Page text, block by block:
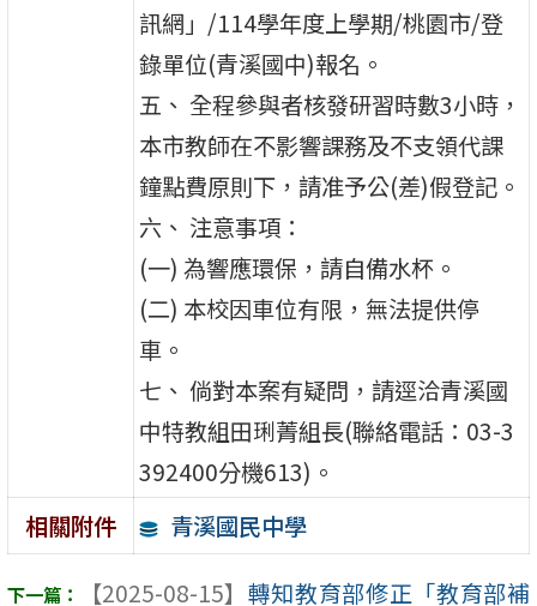
訊網」/114學年度上學期/桃園市/登
錄單位(青溪國中)報名。
五、 全程參與者核發研習時數3小時，
本市教師在不影響課務及不支領代課
鐘點費原則下，請准予公(差)假登記。
六、 注意事項：
(一) 為響應環保，請自備水杯。
(二) 本校因車位有限，無法提供停
車。
七、 倘對本案有疑問，請逕洽青溪國
中特教組田琍菁組長(聯絡電話：03-3
392400分機613)。
相關附件
青溪國民中學
【2025-08-15】 轉知教育部修正「教育部補